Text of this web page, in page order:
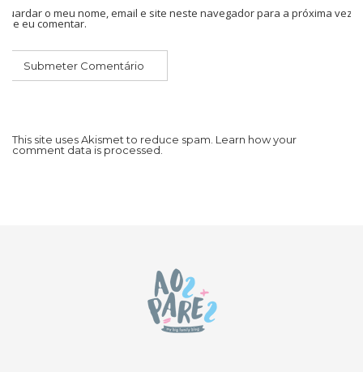
Guardar o meu nome, email e site neste navegador para a próxima vez
que eu comentar.
This site uses Akismet to reduce spam. Learn how your
comment data is processed.